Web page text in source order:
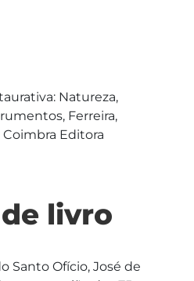
Natureza,
Ferreira,
Coimbra Editora
livro
Santo Ofício, José de